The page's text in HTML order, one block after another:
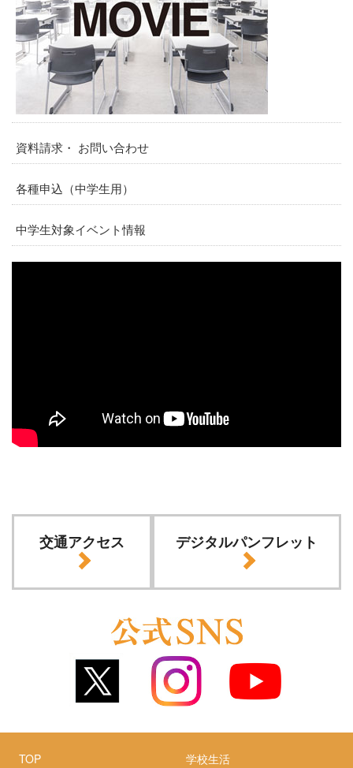
資料請求・ お問い合わせ
各種申込（中学生用）
中学生対象イベント情報
交通アクセス デジタルパンフレット
TOP
学校生活